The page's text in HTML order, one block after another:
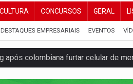
CULTURA CONCURSOS GERAL
DESTAQUES EMPRESARIAIS EVENTOS
colombiana furtar celular de
produtividade e rotina nas empresas
mais suficiente para comprovar